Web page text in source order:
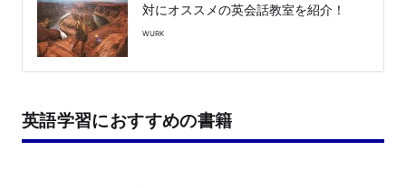
対にオススメの英会話教室を紹介！
WURK
英語学習におすすめの書籍